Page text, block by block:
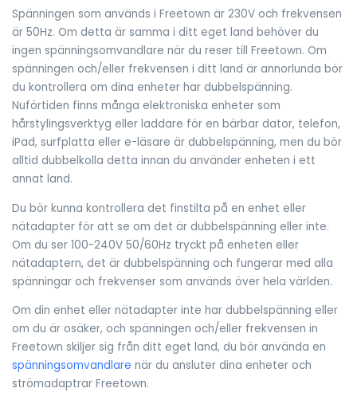
Spänningen som används i Freetown är 230V och frekvensen
är 50Hz. Om detta är samma i ditt eget land behöver du
ingen spänningsomvandlare när du reser till Freetown. Om
spänningen och/eller frekvensen i ditt land är annorlunda bör
du kontrollera om dina enheter har dubbelspänning.
Nuförtiden finns många elektroniska enheter som
hårstylingsverktyg eller laddare för en bärbar dator, telefon,
iPad, surfplatta eller e-läsare är dubbelspänning, men du bör
alltid dubbelkolla detta innan du använder enheten i ett
annat land.
Du bör kunna kontrollera det finstilta på en enhet eller
nätadapter för att se om det är dubbelspänning eller inte.
Om du ser 100-240V 50/60Hz tryckt på enheten eller
nätadaptern, det är dubbelspänning och fungerar med alla
spänningar och frekvenser som används över hela världen.
Om din enhet eller nätadapter inte har dubbelspänning eller
om du är osäker, och spänningen och/eller frekvensen in
Freetown skiljer sig från ditt eget land, du bör använda en
spänningsomvandlare när du ansluter dina enheter och
strömadaptrar Freetown.